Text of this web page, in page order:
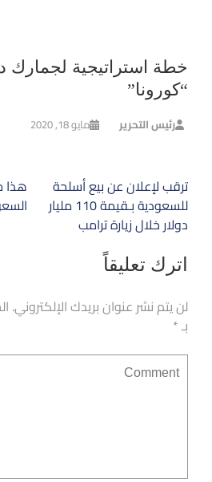
خطة استراتيجية لجمارك
“كورونا”
رئيس التحرير مايو 18, 2020
تصفّح
المقالات
هذا
ترقب لإعلان عن بيع أسلحة
للسعودية بـقيمة 110 مليار
دولار خلال زيارة ترامب
اترك تعليقاً
لن يتم نشر عنوان بريدك الإلكتروني.
بـ*